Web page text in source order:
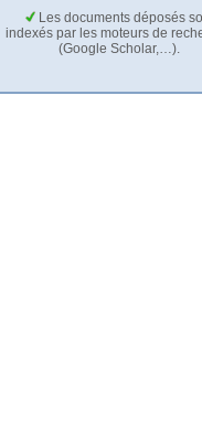
Les documents déposés
indexés par les moteurs de
(Google Scholar,…).